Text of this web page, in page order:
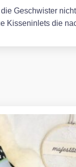
Geschwister
Kisseninlets die